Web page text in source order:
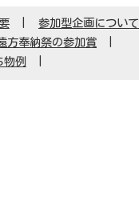
参加型企画について
方奉納祭の参加賞
物例